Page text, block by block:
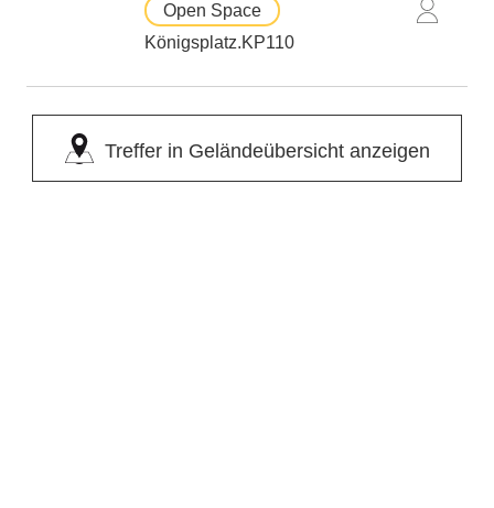
Open Space
Königsplatz.KP110
Treffer in Geländeübersicht anzeigen